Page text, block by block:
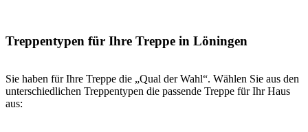
Treppentypen für Ihre Treppe in Löningen
Sie haben für Ihre Treppe die „Qual der Wahl“. Wählen Sie aus den
unterschiedlichen Treppentypen die passende Treppe für Ihr Haus
aus: